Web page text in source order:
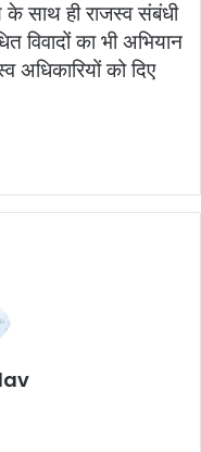
के साथ ही राजस्व संबंधी
विवादों का भी अभियान
अधिकारियों को दिए